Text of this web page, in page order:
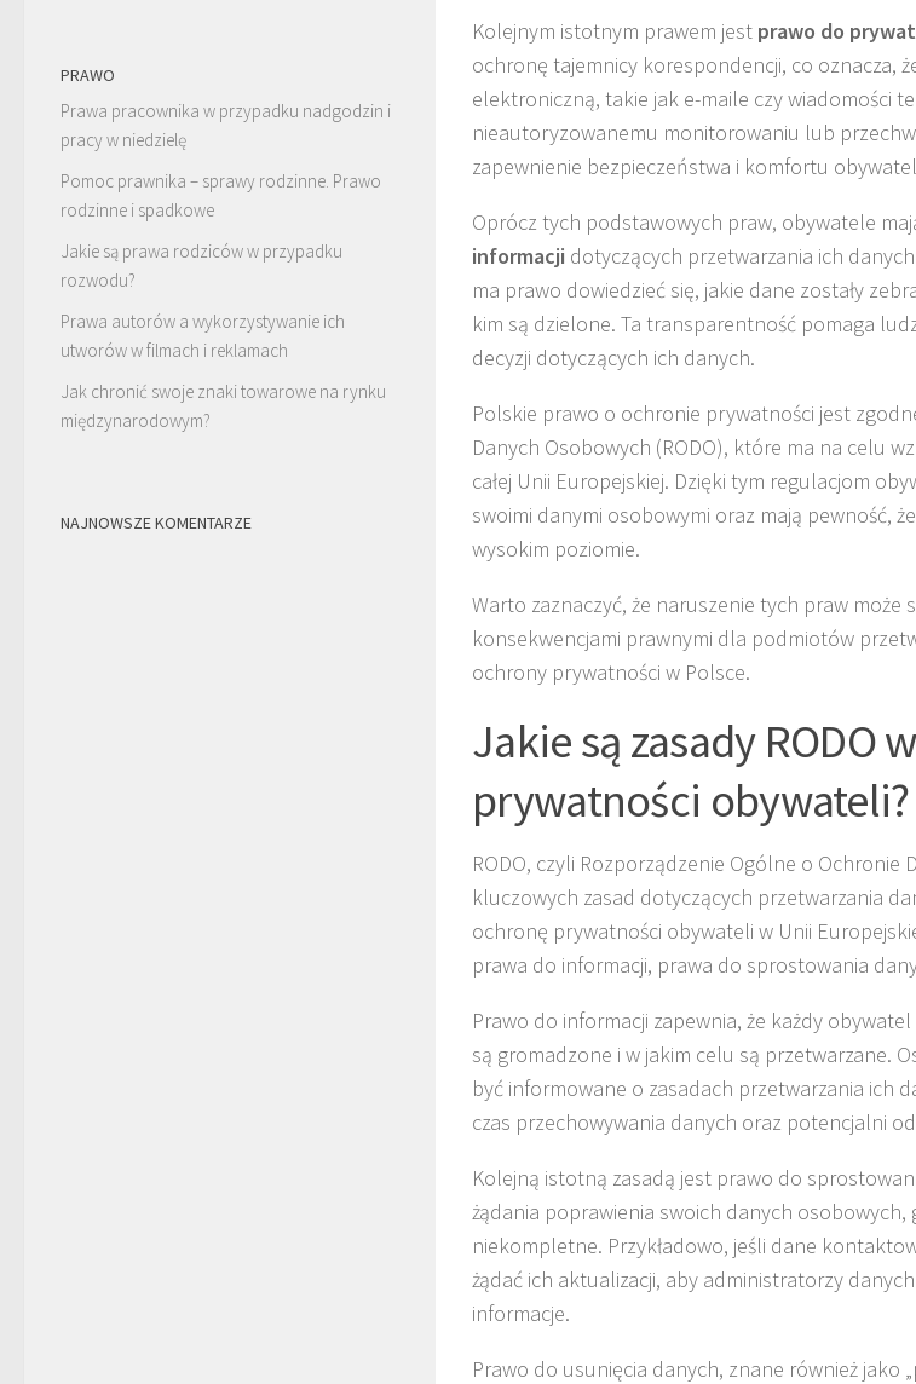
Kolejnym istotnym prawem jest prawo do
ochronę tajemnicy korespondencji, co oznacza,
elektroniczną, takie jak e-maile czy wiadomości
nieautoryzowanemu monitorowaniu lub
zapewnienie bezpieczeństwa i komfortu
Oprócz tych podstawowych praw, obywatele
informacji dotyczących przetwarzania ich
ma prawo dowiedzieć się, jakie dane zostały
kim są dzielone. Ta transparentność pomaga
decyzji dotyczących ich danych.
Polskie prawo o ochronie prywatności jest
Danych Osobowych (RODO), które ma na celu
całej Unii Europejskiej. Dzięki tym regulacjom
swoimi danymi osobowymi oraz mają pewność,
wysokim poziomie.
Warto zaznaczyć, że naruszenie tych praw może
konsekwencjami prawnymi dla podmiotów
ochrony prywatności w Polsce.
Jakie są zasady RODO
prywatności obywateli?
RODO, czyli Rozporządzenie Ogólne o Ochronie
kluczowych zasad dotyczących przetwarzania
ochronę prywatności obywateli w Unii
prawa do informacji, prawa do sprostowania
Prawo do informacji zapewnia, że każdy
są gromadzone i w jakim celu są przetwarzane.
być informowane o zasadach przetwarzania ich
czas przechowywania danych oraz potencjalni
Kolejną istotną zasadą jest prawo do
żądania poprawienia swoich danych osobowych,
niekompletne. Przykładowo, jeśli dane
żądać ich aktualizacji, aby administratorzy
informacje.
Prawo do usunięcia danych, znane również jako
PRAWO
Prawa pracownika w przypadku nadgodzin i
pracy w niedzielę
Pomoc prawnika – sprawy rodzinne. Prawo
rodzinne i spadkowe
Jakie są prawa rodziców w przypadku
rozwodu?
Prawa autorów a wykorzystywanie ich
utworów w filmach i reklamach
Jak chronić swoje znaki towarowe na rynku
międzynarodowym?
NAJNOWSZE KOMENTARZE